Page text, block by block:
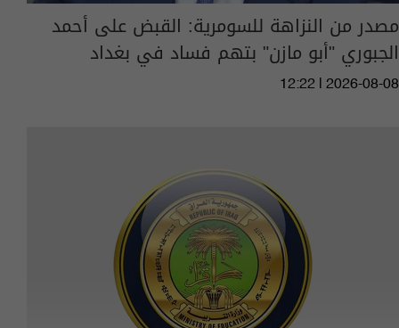
مصدر من النزاهة للسومرية: القبض على أحمد
الجبوري "أبو مازن" بتهم فساد في بغداد
12:22 | 2026-08-08